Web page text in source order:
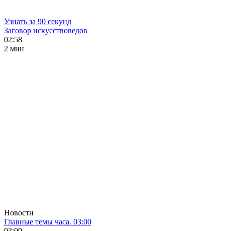
Узнать за 90 секунд
Заговор искусствоведов
02:58
2 мин
Новости
Главные темы часа. 03:00